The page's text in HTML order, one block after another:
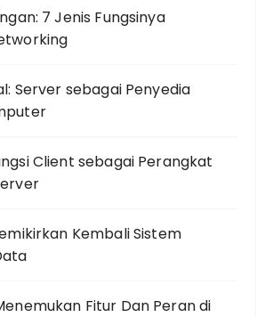
7 Jenis Fungsinya
Server sebagai Penyedia
Client sebagai Perangkat
Kembali Sistem
Fitur Dan Peran di